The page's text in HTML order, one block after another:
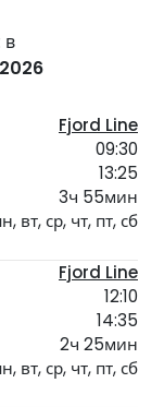
в
Fjord Line
09:30
13:25
3ч 55мин
вт, ср, чт, пт, сб
Fjord Line
12:10
14:35
2ч 25мин
вт, ср, чт, пт, сб